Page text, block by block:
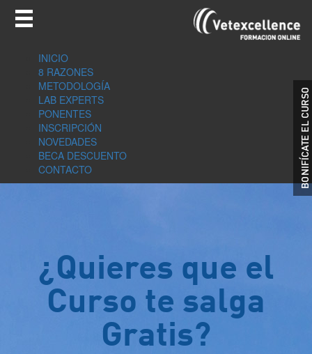
INICIO
8 RAZONES
METODOLOGÍA
LAB EXPERTS
PONENTES
INSCRIPCIÓN
NOVEDADES
BECA DESCUENTO
CONTACTO
¿Quieres que el
Curso te salga
Gratis?